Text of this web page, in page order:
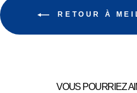
RETOUR À
VOUS POURRIEZ